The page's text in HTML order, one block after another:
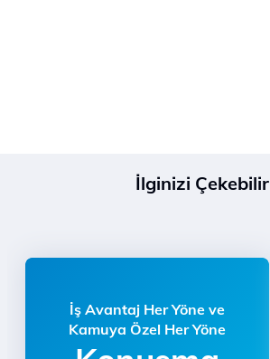
İlginizi Çekebilir
İş Avantaj Her Yöne ve
Kamuya Özel Her Yöne